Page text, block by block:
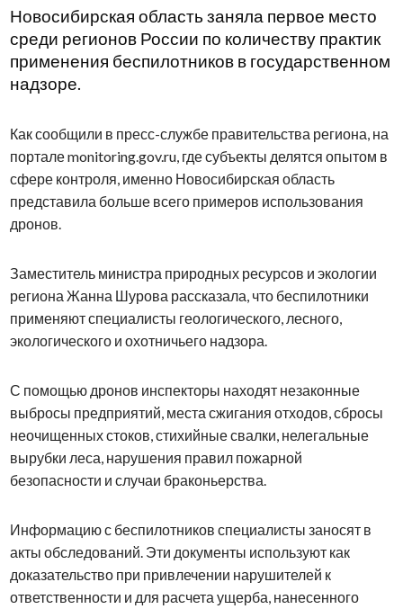
Новосибирская область заняла первое место
среди регионов России по количеству практик
применения беспилотников в государственном
надзоре.
Как сообщили в пресс-службе правительства региона, на
портале monitoring.gov.ru, где субъекты делятся опытом в
сфере контроля, именно Новосибирская область
представила больше всего примеров использования
дронов.
Заместитель министра природных ресурсов и экологии
региона Жанна Шурова рассказала, что беспилотники
применяют специалисты геологического, лесного,
экологического и охотничьего надзора.
С помощью дронов инспекторы находят незаконные
выбросы предприятий, места сжигания отходов, сбросы
неочищенных стоков, стихийные свалки, нелегальные
вырубки леса, нарушения правил пожарной
безопасности и случаи браконьерства.
Информацию с беспилотников специалисты заносят в
акты обследований. Эти документы используют как
доказательство при привлечении нарушителей к
ответственности и для расчета ущерба, нанесенного